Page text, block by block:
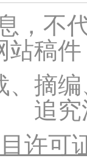
，不
站稿
、摘
追
许可